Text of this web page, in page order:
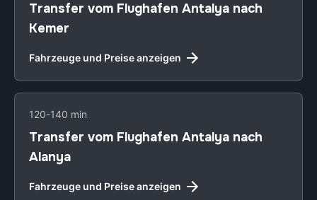
Transfer vom Flughafen Antalya nach
Kemer
Fahrzeuge und Preise anzeigen
120-140 min
Transfer vom Flughafen Antalya nach
Alanya
Fahrzeuge und Preise anzeigen